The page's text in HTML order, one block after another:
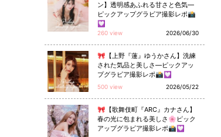
ン】透明感あふれる甘さと色気—
ピックアップグラビア撮影レポ📸
💟
260 view 2026/06/30
🎀【上野『蓮』ゆうかさん】洗練
された気品と美しさ—ピックアッ
プグラビア撮影レポ📸💟
500 view 2026/05/22
🎀【歌舞伎町『ARC』カナさん】
春の光に包まれる美しさ🌸ピック
アップグラビア撮影レポ📸💟